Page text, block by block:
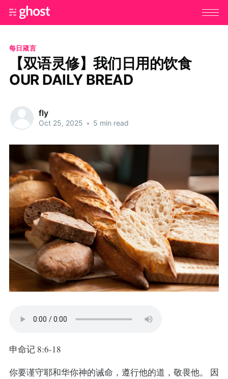
每日箴言
【双语灵修】我们日用的饮食
OUR DAILY BREAD
fly
Oct 25, 2025 • 5 min read
申命记 8:6-18
你要谨守耶和华你神的诫命，遵行他的道，敬畏他。 因